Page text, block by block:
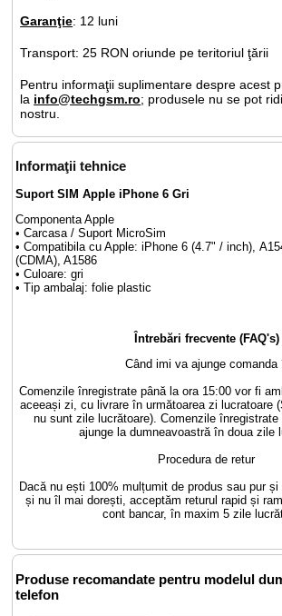
Garanţie: 12 luni
Transport: 25 RON oriunde pe teritoriul ţării
Pentru informaţii suplimentare despre acest
la info@techgsm.ro; produsele nu se pot
nostru.
Informaţii tehnice
Suport SIM Apple iPhone 6 Gri
Componenta Apple
• Carcasa / Suport MicroSim
• Compatibila cu Apple: iPhone 6 (4.7" / inch),
(CDMA), A1586
• Culoare: gri
• Tip ambalaj: folie plastic
Întrebări frecvente (FAQ's)
Când imi va ajunge comanda
Comenzile înregistrate până la ora 15:00 vor fi
aceeași zi, cu livrare în următoarea zi lucratoare
nu sunt zile lucrătoare). Comenzile înregistrate
ajunge la dumneavoastră în doua zile
Procedura de retur
Dacă nu ești 100% mulțumit de produs sau pur
și nu îl mai dorești, acceptăm returul rapid și
cont bancar, în maxim 5 zile
Produse recomandate pentru modelul
telefon